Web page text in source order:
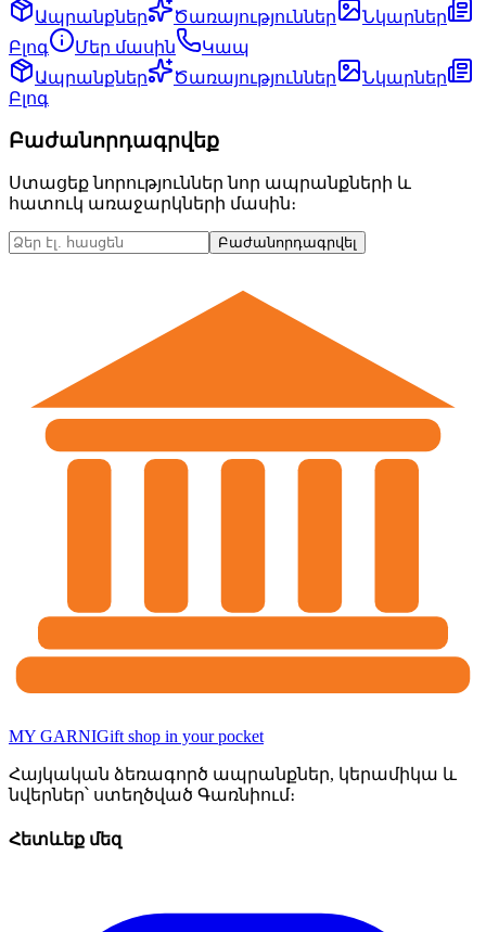
Ապրանքներ Ծառայություններ
Նկարներ
Բլոգ
Մեր մասին
Կապ
Ապրանքներ
Ծառայություններ
Նկարներ
Բլոգ
Բաժանորդագրվեք
Ստացեք նորություններ նոր ապրանքների և
հատուկ առաջարկների մասին։
Բաժանորդագրվել
MY GARNIGift shop in your pocket
Հայկական ձեռագործ ապրանքներ, կերամիկա և
նվերներ՝ ստեղծված Գառնիում։
Հետևեք մեզ